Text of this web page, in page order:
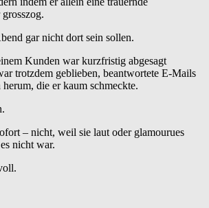
gar nicht dort sein sollen.
Kunden war kurzfristig abgesagt
trotzdem geblieben, beantwortete E-Mails
herum, die er kaum schmeckte.
– nicht, weil sie laut oder glamourues
nicht war.